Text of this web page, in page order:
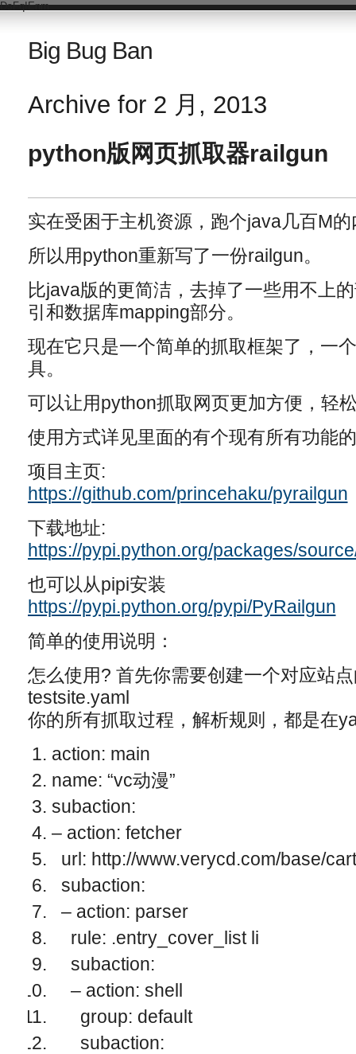
DsFqIEnm
Big Bug Ban
Archive for 2 月, 2013
python版网页抓取器railgun
实在受困于主机资源，跑个java几百M
所以用python重新写了一份railgun。
比java版的更简洁，去掉了一些用不上
引和数据库mapping部分。
现在它只是一个简单的抓取框架了，一
具。
可以让用python抓取网页更加方便，轻
使用方式详见里面的有个现有所有功能
项目主页:
https://github.com/princehaku/pyrailgun
下载地址:
https://pypi.python.org/packages/
也可以从pipi安装
https://pypi.python.org/pypi/PyRailgun
简单的使用说明：
怎么使用? 首先你需要创建一个对应站
testsite.yaml
你的所有抓取过程，解析规则，都是在
action: main
name: “vc动漫”
subaction:
– action: fetcher
url: http://www.verycd.com/base/
subaction:
– action: parser
rule: .entry_cover_list li
subaction:
– action: shell
group: default
subaction: